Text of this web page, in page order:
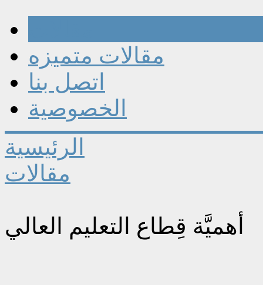
مقالات متميزه
اتصل بنا
الخصوصية
الرئيسية
مقالات
أهميَّة قِطاع التعليم العالي